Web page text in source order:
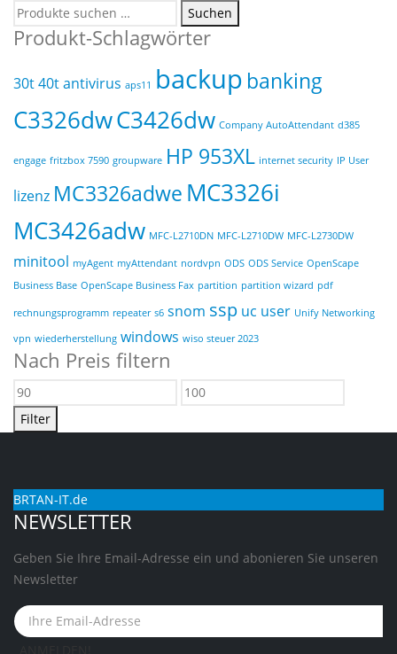
Suchen
nach:
Suchen
Produkt-Schlagwörter
30t40tantivirus aps11 backup banking
C3326dwC3426dw Company AutoAttendant d385
engage fritzbox 7590 groupware HP 953XL internet security IP User
lizenz MC3326adwe MC3326i
MC3426adw MFC-L2710DN MFC-L2710DW MFC-L2730DW
minitool myAgent myAttendant nordvpn ODS ODS Service OpenScape
Business Base OpenScape Business Fax partition partition wizard pdf
rechnungsprogramm repeater s6 snom ssp uc user Unify Networking
vpn wiederherstellung windows wiso steuer 2023
Nach Preis filtern
Min.
Preis
Max.
Filter
BRTAN-IT.de
NEWSLETTER
Geben Sie Ihre Email-Adresse ein und abonieren Sie unseren
Newsletter